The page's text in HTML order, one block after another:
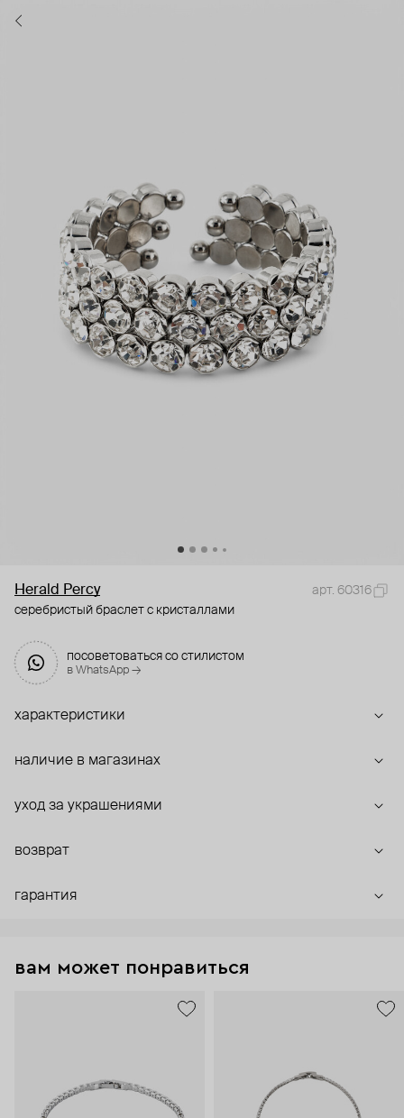
Herald Percy
арт. 60316
серебристый браслет с кристаллами
посоветоваться со стилистом
в WhatsApp →
характеристики
наличие в магазинах
уход за украшениями
возврат
гарантия
вам может понравиться